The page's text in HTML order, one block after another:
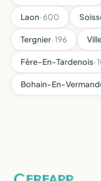
Laon· 600
Tergnier· 196
Fère-En-Tardenois·
Bohain-En-